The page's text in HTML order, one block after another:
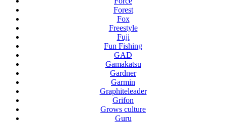
Forest
Fox
Freestyle
Fuji
Fun Fishing
GAD
Gamakatsu
Gardner
Garmin
Graphiteleader
Grifon
Grows culture
Guru